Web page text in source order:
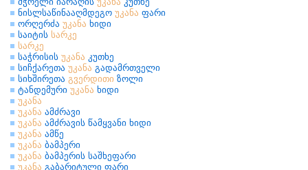
ნისლსაწინააღმდეგო უკანა ფარი
ორღერძა უკანა ხიდი
საიტის სარკე
სარკე
საჭრისის უკანა კუთხე
სიჩქარეთა უკანა გადამრთველი
სიხშირეთა გვერდითი ზოლი
ტანდემური უკანა ხიდი
უკანა
უკანა ამძრავი
უკანა ამძრავის წამყვანი ხიდი
უკანა ამწე
უკანა ბამპერი
უკანა ბამპერის საშხეფარი
უკანა გაბარიტული ფარი